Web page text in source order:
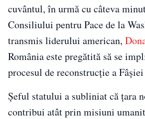
cuvântul, în urmă cu câteva
Consiliului pentru Pace de la
transmis liderului american,
România este pregătită să se
procesul de reconstrucție a Fâșiei
Șeful statului a subliniat că țara
contribui atât prin misiuni